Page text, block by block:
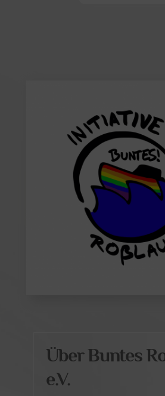
Über Buntes
e.V.